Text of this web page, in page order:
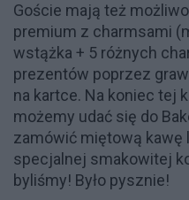
Goście mają też
premium z charmsami
wstążka + 5 różnych
prezentów poprzez
na kartce. Na koniec tej
możemy udać się do
zamówić miętową kawę
specjalnej smakowitej
byliśmy! Było pysznie!